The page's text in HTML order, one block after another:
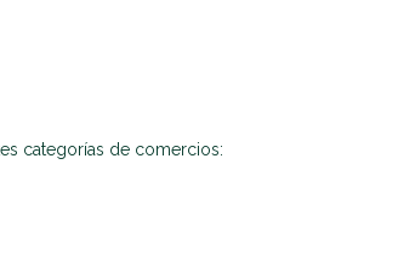
categorías de comercios: